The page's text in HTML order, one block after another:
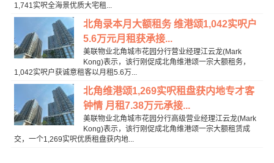
1,741实呎全海景优质大宅租...
北角录本月大额租务 维港颂1,042实呎户
5.6万元月租获承接...
美联物业北角城市花园分行营业经理江云龙(Mark
Kong)表示，该行刚促成北角维港颂一宗大额租务，
1,042实呎户获诚意租客以月租5.6万...
北角维港颂1,269实呎租盘获内地专才客
钟情 月租7.38万元承接...
美联物业北角城市花园分行高级营业经理江云龙(Mark
Kong)表示，该行刚促成北角维港颂一宗大额租赁成
交，一个1,269实呎优质租盘获内地...